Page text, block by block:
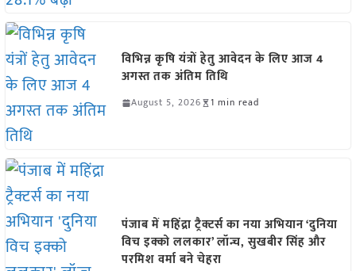
विभिन्न कृषि यंत्रों हेतु आवेदन के लिए आज 4
अगस्त तक अंतिम तिथि
August 5, 2026 1 min read
पंजाब में महिंद्रा ट्रैक्टर्स का नया अभियान ‘दुनिया
विच इक्को ललकार’ लॉन्च, सुखबीर सिंह और
परमिश वर्मा बने चेहरा